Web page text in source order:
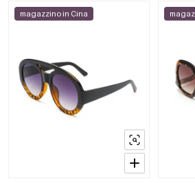
magazzino in Cina